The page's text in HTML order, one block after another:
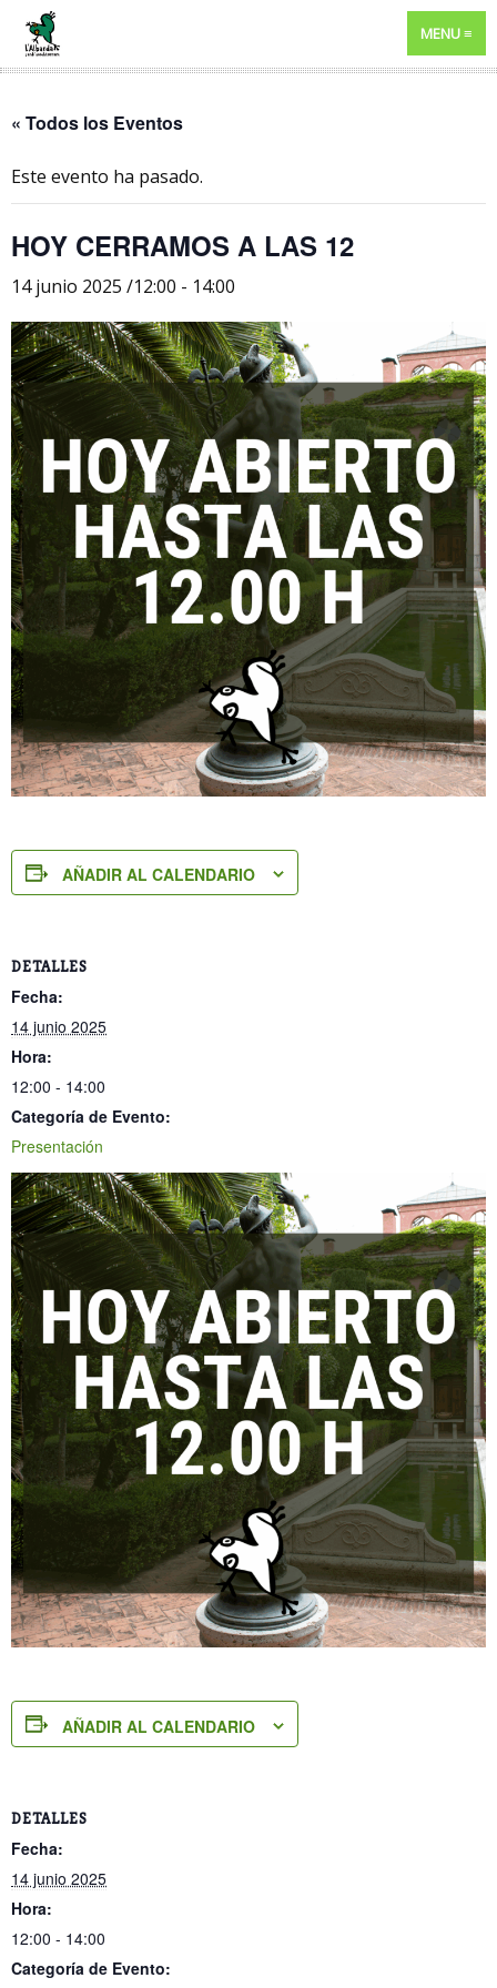
MENU
« Todos los Eventos
Este evento ha pasado.
HOY CERRAMOS A LAS 12
14 junio 2025 /12:00 - 14:00
AÑADIR AL CALENDARIO
DETALLES
Fecha:
14 junio 2025
Hora:
12:00 - 14:00
Categoría de Evento:
Presentación
AÑADIR AL CALENDARIO
DETALLES
Fecha:
14 junio 2025
Hora:
12:00 - 14:00
Categoría de Evento: